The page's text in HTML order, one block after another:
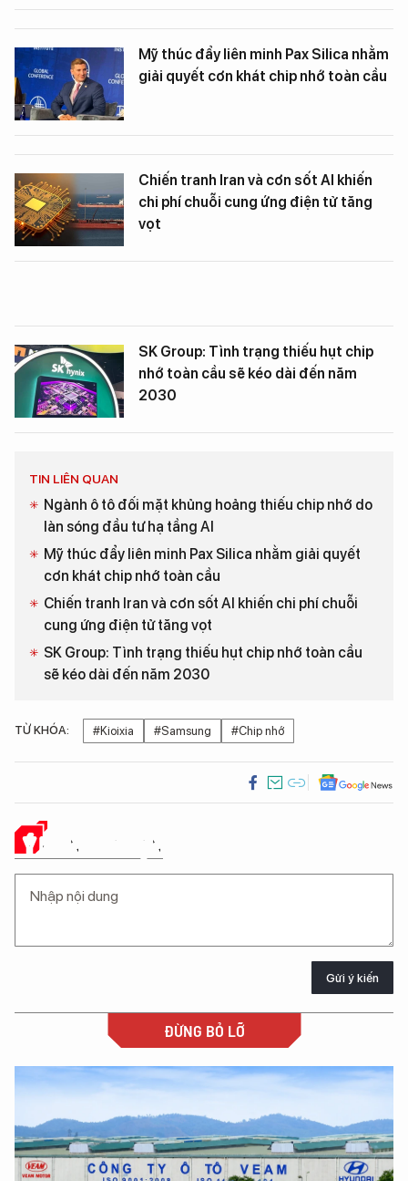
Mỹ thúc đẩy liên minh Pax Silica nhằm
giải quyết cơn khát chip nhớ toàn cầu
Chiến tranh Iran và cơn sốt AI khiến
chi phí chuỗi cung ứng điện tử tăng
vọt
SK Group: Tình trạng thiếu hụt chip
nhớ toàn cầu sẽ kéo dài đến năm
2030
TIN LIÊN QUAN
Ngành ô tô đối mặt khủng hoảng thiếu chip nhớ do
làn sóng đầu tư hạ tầng AI
Mỹ thúc đẩy liên minh Pax Silica nhằm giải quyết
cơn khát chip nhớ toàn cầu
Chiến tranh Iran và cơn sốt AI khiến chi phí chuỗi
cung ứng điện tử tăng vọt
SK Group: Tình trạng thiếu hụt chip nhớ toàn cầu
sẽ kéo dài đến năm 2030
TỪ KHÓA: #Kioixia #Samsung #Chip nhớ
Ý KIẾN CỦA BẠN
Gửi ý kiến
ĐỪNG BỎ LỠ